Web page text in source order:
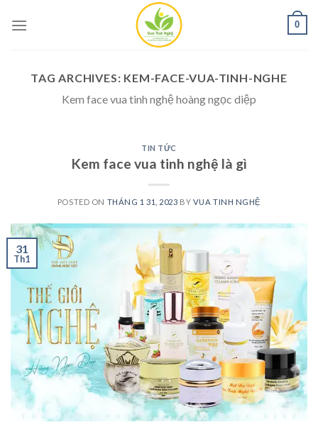
0
TAG ARCHIVES: KEM-FACE-VUA-TINH-NGHE
Kem face vua tinh nghệ hoàng ngọc diệp
TIN TỨC
Kem face vua tinh nghệ là gì
POSTED ON THÁNG 1 31, 2023 BY VUA TINH NGHỆ
31
Th1